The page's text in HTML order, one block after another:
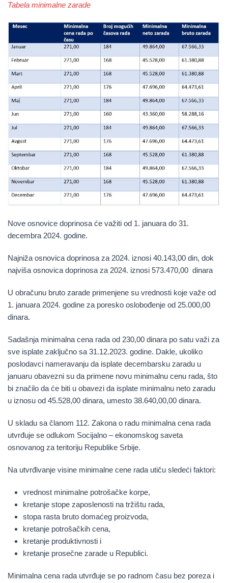
Tabela minimalne zarade
Nove osnovice doprinosa će važiti od 1. januara do 31.
decembra 2024. godine.
Najniža osnovica doprinosa za 2024. iznosi 40.143,00 din, dok
najviša osnovica doprinosa za 2024. iznosi 573.470,00 dinara
U obračunu bruto zarade primenjene su vrednosti koje važe od
1. januara 2024. godine za poresko oslobođenje od 25.000,00
dinara.
Sadašnja minimalna cena rada od 230,00 dinara po satu važi za
sve isplate zaključno sa 31.12.2023. godine. Dakle, ukoliko
poslodavci nameravanju da isplate decembarsku zaradu u
januaru obavezni su da primene novu minimalnu cenu rada, što
bi značilo da će biti u obavezi da isplate minimalnu neto zaradu
u iznosu od 45.528,00 dinara, umesto 38.640,00,00 dinara.
U skladu sa članom 112. Zakona o radu minimalna cena rada
utvrđuje se odlukom Socijalno – ekonomskog saveta
osnovanog za teritoriju Republike Srbije.
Na utvrđivanje visine minimalne cene rada utiču sledeći faktori:
vrednost minimalne potrošačke korpe,
kretanje stope zaposlenosti na tržištu rada,
stopa rasta bruto domaćeg proizvoda,
kretanje potrošačkih cena,
kretanje produktivnosti i
kretanje prosečne zarade u Republici.
Minimalna cena rada utvrđuje se po radnom času bez poreza i